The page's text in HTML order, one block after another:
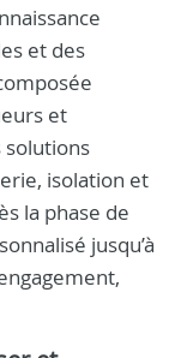
et des
et
solutions
isolation et
la phase de
jusqu’à